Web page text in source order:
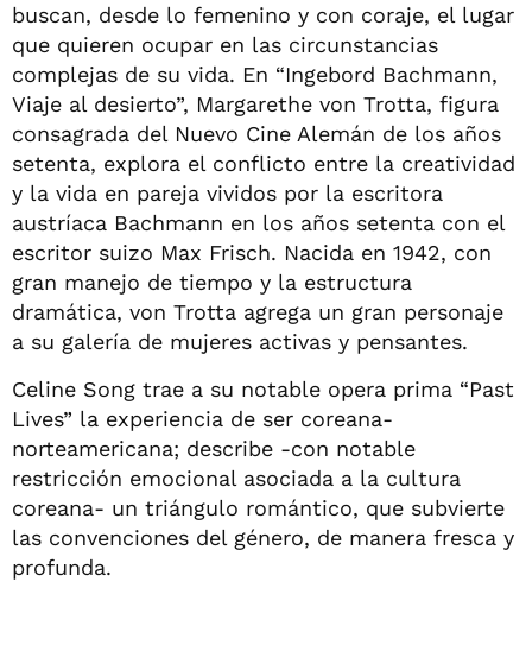
buscan, desde lo femenino y con coraje, el lugar
que quieren ocupar en las circunstancias
complejas de su vida. En “Ingebord Bachmann,
Viaje al desierto”, Margarethe von Trotta, figura
consagrada del Nuevo Cine Alemán de los años
setenta, explora el conflicto entre la creatividad
y la vida en pareja vividos por la escritora
austríaca Bachmann en los años setenta con el
escritor suizo Max Frisch. Nacida en 1942, con
gran manejo de tiempo y la estructura
dramática, von Trotta agrega un gran personaje
a su galería de mujeres activas y pensantes.
Celine Song trae a su notable opera prima “Past
Lives” la experiencia de ser coreana-
norteamericana; describe -con notable
restricción emocional asociada a la cultura
coreana- un triángulo romántico, que subvierte
las convenciones del género, de manera fresca y
profunda.